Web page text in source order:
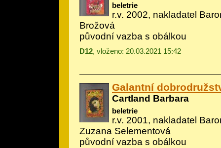
beletrie
r.v. 2002, nakladatel
Brožová
původní vazba s obálkou
D12, vloženo: 20.03.2021 15:42
Galantní
Cartland Barbara
beletrie
r.v. 2001, nakladatel
Zuzana Selementová
původní vazba s obálkou